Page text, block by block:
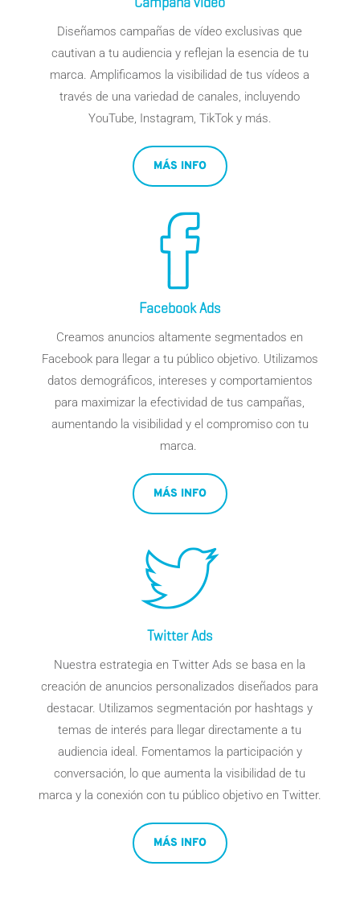
Diseñamoscampañas de vídeo exclusivas que
cautivan a tu audiencia y reflejan la esencia de tu
marca. Amplificamos la visibilidad de tus vídeos a
través de una variedad de canales, incluyendo
YouTube, Instagram, TikToky más.
MÁS INFO
Facebook Ads
Creamos anuncios altamente segmentados en
Facebook para llegar a tu público objetivo. Utilizamos
datos demográficos, intereses y comportamientos
para maximizar la efectividad de tus campañas,
aumentando la visibilidad y el compromiso con tu
marca.
MÁS INFO
Twitter Ads
Nuestra estrategia en TwitterAds se basa en la
creación de anuncios personalizados diseñados para
destacar. Utilizamos segmentación por hashtags y
temas de interés para llegar directamente a tu
audiencia ideal. Fomentamos la participación y
conversación, lo que aumenta la visibilidad de tu
marca y la conexión con tu público objetivo en Twitter.
MÁS INFO